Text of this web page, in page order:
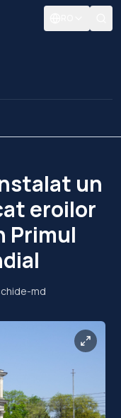
un
eroilor
Primul
md